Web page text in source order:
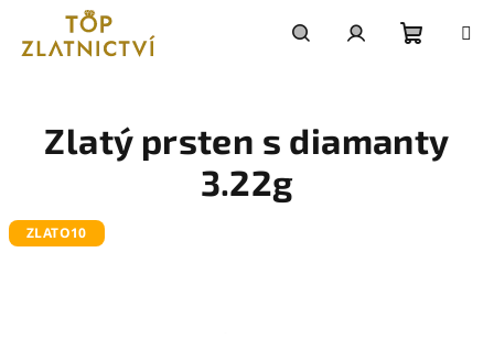
obsah
košík
Zlatý prsten s diamanty
3.22g
ZLATO10